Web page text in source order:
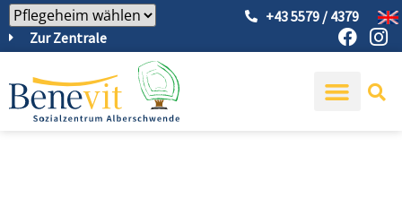
Zur Zentrale
+43 5579 / 4379